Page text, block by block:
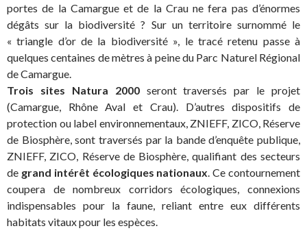
portes de la Camargue et de la Crau ne fera pas d’énormes
dégâts sur la biodiversité ? Sur un territoire surnommé le
« triangle d’or de la biodiversité », le tracé retenu passe à
quelques centaines de mètres à peine du Parc Naturel Régional
de Camargue.
Trois sites Natura 2000seront traversés par le projet
(Camargue, Rhône Aval et Crau). D’autres dispositifs de
protection ou label environnementaux, ZNIEFF, ZICO, Réserve
de Biosphère, sont traversés par la bande d’enquête publique,
ZNIEFF, ZICO, Réserve de Biosphère, qualifiant des secteurs
de grand intérêt écologiques nationaux . Ce contournement
coupera de nombreux corridors écologiques, connexions
indispensables pour la faune, reliant entre eux différents
habitats vitaux pour les espèces.